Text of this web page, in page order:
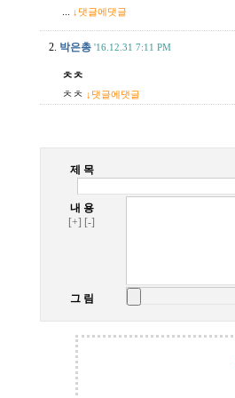
... ↓댓글에댓글
2. 박은총 '16.12.31 7:11 PM
ㅊㅊ
ㅊㅊ ↓댓글에댓글
제 목
내 용
[+] [-]
그 림